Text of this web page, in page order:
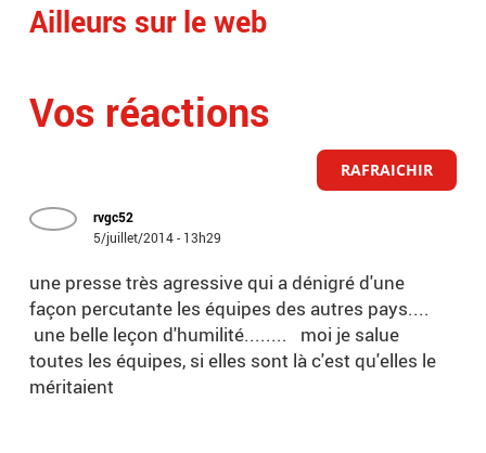
Ailleurs sur le web
Vos réactions
RAFRAICHIR
rvgc52
5/juillet/2014 - 13h29
une presse très agressive qui a dénigré d'une
façon percutante les équipes des autres pays....
une belle leçon d'humilité........ moi je salue
toutes les équipes, si elles sont là c'est qu'elles le
méritaient